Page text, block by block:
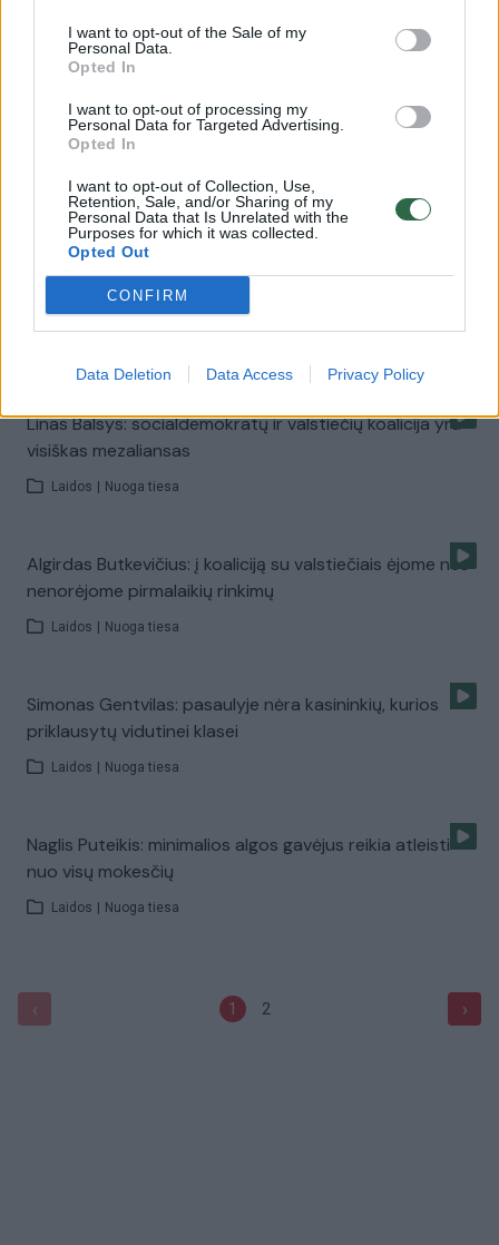
I want to opt-out of the Sale of my
Personal Data.
Opted In
I want to opt-out of processing my
Personal Data for Targeted Advertising.
Opted In
I want to opt-out of Collection, Use,
Retention, Sale, and/or Sharing of my
Personal Data that Is Unrelated with the
Purposes for which it was collected.
Opted Out
CONFIRM
Data Deletion Data Access Privacy Policy
Remigijus Žemaitaitis: „Policija nutolo nuo žmonių‘‘
sumažės nusikaltimų?‘‘
Laidos | Nuoga tiesa
Atviras pokalbis: kodėl vengiama kalbėti apie mirtį?
Linas Balsys: socialdemokratų ir valstiečių koalicija yra
visiškas mezaliansas
Laidos Nuoga tiesa
Algirdas Butkevičius: į koaliciją su valstiečiais ėjome nes
nenorėjome pirmalaikių rinkimų
Laidos Nuoga tiesa
Simonas Gentvilas: pasaulyje nėra kasininkių, kurios
priklausytų vidutinei klasei
Laidos Nuoga tiesa
Naglis Puteikis: minimalios algos gavėjus reikia atleisti
nuo visų mokesčių
Laidos Nuoga tiesa
‹ 1 2 ›